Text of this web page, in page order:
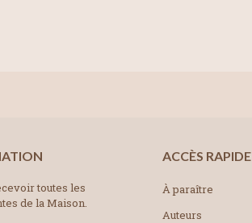
toutes les
de la Maison.
ACCÈS RAPIDE
À paraître
Auteurs